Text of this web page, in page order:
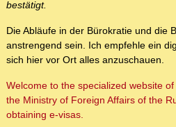
bestätigt.
Die Abläufe in der Bürokratie und die
anstrengend sein. Ich empfehle ein
sich hier vor Ort alles anzuschauen.
Welcome to the specialized website
the Ministry of Foreign Affairs of the
obtaining e-visas.